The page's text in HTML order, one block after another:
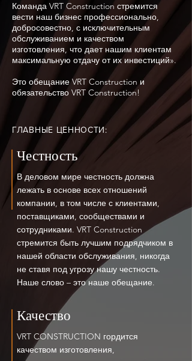
Команда VRT Construction стремится
вести наш бизнес профессионально,
добросовестно, с исключительным
обслуживанием и качеством
изготовления, что дает нашим клиентам
максимальную отдачу от их инвестиций».
Это обещание VRT Construction и
обязательство VRT Construction!
ГЛАВНЫЕ ЦЕННОСТИ:
Честность
В деловом мире честность должна
лежать в основе всех отношений
компании, в том числе с клиентами,
поставщиками, сообществами и
сотрудниками. VRT Construction
стремится быть лучшим подрядчиком в
нашей области обслуживания, никогда
не ставя под угрозу нашу честность.
Наше слово – это наше обещание.
Качество
VRT CONSTRUCTION гордится
качеством изготовления,